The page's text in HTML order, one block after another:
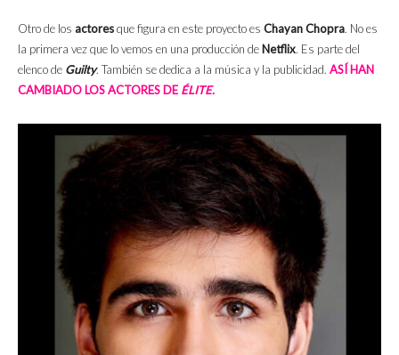
Otro de los actoresque figura en este proyecto es Chayan Chopra. No es
la primera vez que lo vemos en una producción de Netflix. Es parte del
elenco de Guilty. También se dedica a la música y la publicidad. ASÍ HAN
CAMBIADO LOS ACTORES DE ÉLITE.